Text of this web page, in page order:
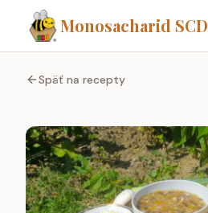
Monosacharid SCD
Späť na recepty